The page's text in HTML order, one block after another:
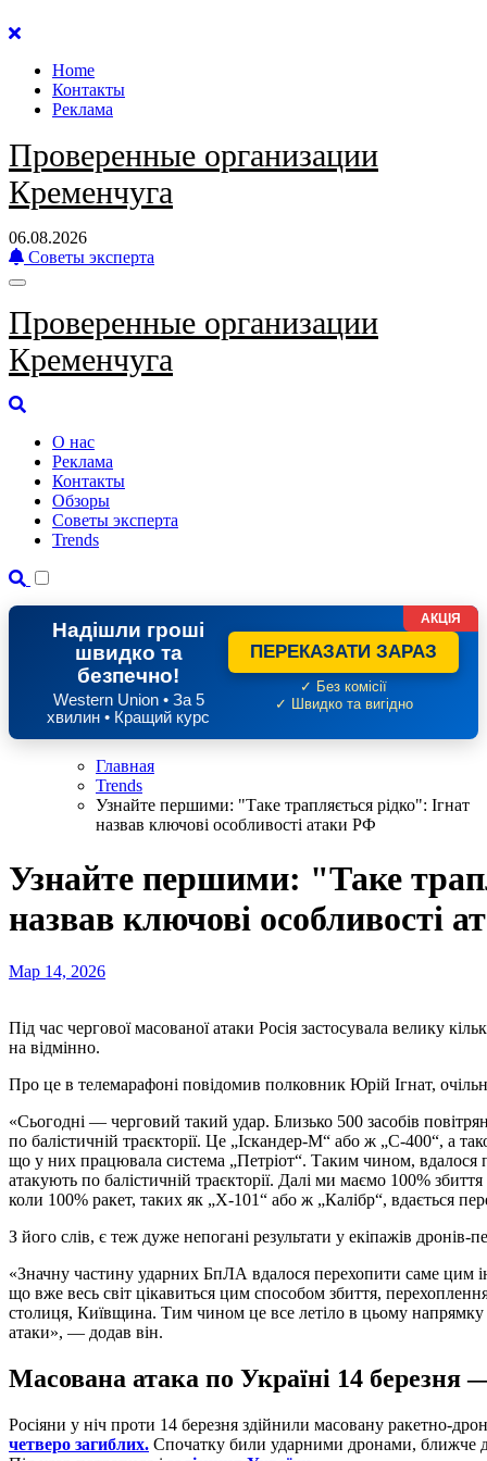
Перейти
содержанию
Home
Контакты
Реклама
Проверенные организации
Кременчуга
06.08.2026
Советы эксперта
Проверенные организации
Кременчуга
О нас
Реклама
Контакты
Обзоры
Советы эксперта
Trends
Надішли гроші
швидко та
безпечно!
Western Union • За 5
хвилин • Кращий курс
ПЕРЕКАЗАТИ ЗАРАЗ
✓ Без комісії
✓ Швидко та вигідно
АКЦІЯ
Главная
Trends
Узнайте першими: "Таке трапляється рідко": Ігнат
назвав ключові особливості атаки РФ
Узнайте першими: "Таке
назвав ключові особливості
Мар 14, 2026
Під час чергової масованої атаки Росія застосувала велику
на відмінно.
Про це в телемарафоні повідомив полковник Юрій Ігнат,
«Сьогодні — черговий такий удар. Близько 500 засобів
по балістичній траєкторії. Це „Іскандер-М“ або ж „С-400“, а
що у них працювала система „Петріот“. Таким чином, вдалося
атакують по балістичній траєкторії. Далі ми маємо 100%
коли 100% ракет, таких як „Х-101“ або ж „Калібр“, вдається
З його слів, є теж дуже непогані результати у екіпажів дронів-
«Значну частину ударних БпЛА вдалося перехопити саме цим
що вже весь світ цікавиться цим способом збиття,
столиця, Київщина. Тим чином це все летіло в цьому напрямку
атаки», — додав він.
Масована атака по Україні 14 березня
Росіяни у ніч проти 14 березня здійнили масовану ракетно-
четверо загиблих. Спочатку били ударними дронами, ближче